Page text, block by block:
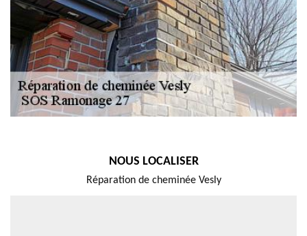
NOUS LOCALISER
Réparation de cheminée Vesly